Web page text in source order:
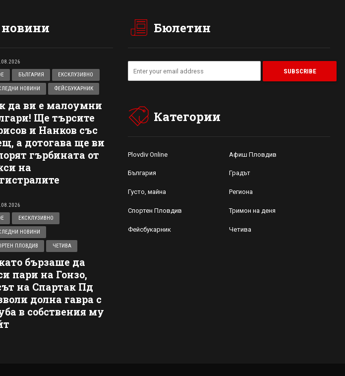
БЪЛГАРИЯ ЕКСКЛУЗИВНО
НОВИНИ ФЕЙСБУКАРНИК
да ви е малоумни
Ще търсите
и Нанков със
а дотогава ще ви
гърбината от
на
ЕКСКЛУЗИВНО
НОВИНИ
ПЛОВДИВ ЧЕТИВА
бързаше да
пари на Гонзо,
на Спартак Пд
долна гавра с
в собствения му
Бюлетин
Категории
Plovdiv Online Афиш Пловдив
България Градът
Густо, майна Региона
Спортен Пловдив Тримон на деня
Фейсбукарник Четива